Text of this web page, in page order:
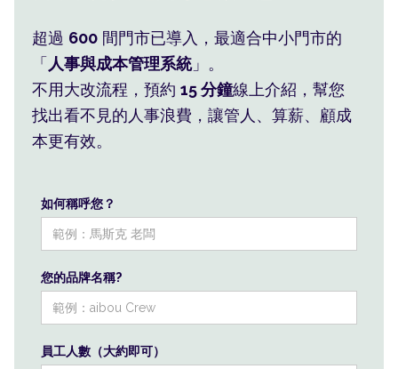
利潤藏在您看不見的 人事浪費
超過 600 間門市已導入，最適合中小門市的
「 人事與成本管理系統」。
不用大改流程，預約 15 分鐘線上介紹，幫您
找出看不見的人事浪費，讓管人、算薪、顧成
本更有效。
如何稱呼您？
您的品牌名稱?
員工人數（大約即可）